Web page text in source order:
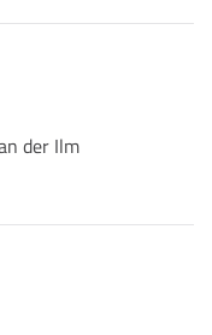
der Ilm